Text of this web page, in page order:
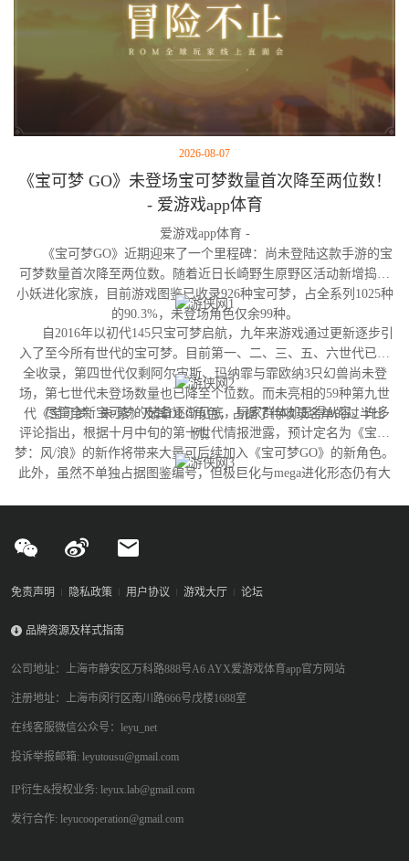
2026-08-07
《宝可梦 GO》未登场宝可梦数量首次降至两位数！
- 爱游戏app体育
爱游戏app体育 -
《宝可梦GO》近期迎来了一个里程碑：尚未登陆这款手游的宝
可梦数量首次降至两位数。随着近日长崎野生原野区活动新增捣蛋
小妖进化家族，目前游戏图鉴已收录926种宝可梦，占全系列1025种
的90.3%，未登场角色仅余99种。
自2016年以初代145只宝可梦启航，九年来游戏通过更新逐步引
入了至今所有世代的宝可梦。目前第一、二、三、五、六世代已完
全收录，第四世代仅剩阿尔宙斯、玛纳霏与霏欧纳3只幻兽尚未登
场，第七世代未登场数量也已降至个位数。而未亮相的59种第九世
代《宝可梦：朱/紫》及其DLC角色，占据了待收录名单的过半比
例。
尽管全新宝可梦的储备逐渐见底，玩家群体却显得从容。许多
评论指出，根据十月中旬的第十世代情报泄露，预计定名为《宝可
梦：风/浪》的新作将带来大量可后续加入《宝可梦GO》的新角色。
此外，虽然不单独占据图鉴编号，但极巨化与mega进化形态仍有大
免责声明 隐私政策 用户协议 游戏大厅 论坛
品牌资源及样式指南
公司地址：上海市静安区万科路888号A6 AYX爱游戏体育app官方网站
注册地址：上海市闵行区南川路666号戊楼1688室
在线客服微信公众号：leyu_net
投诉举报邮箱: leyutousu@gmail.com
IP衍生&授权业务: leyux.lab@gmail.com
发行合作: leyucooperation@gmail.com